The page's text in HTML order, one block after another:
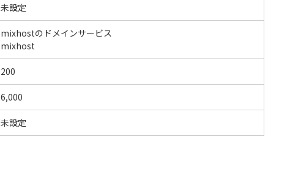
未設定
mixhostのドメインサービス
mixhost
200
6,000
未設定